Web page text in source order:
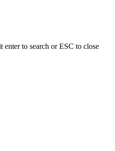
enter to search or ESC to close